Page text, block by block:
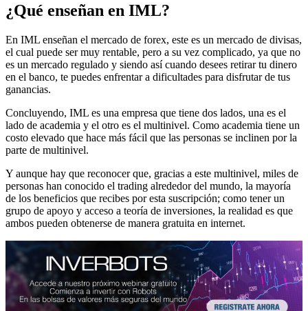
¿Qué enseñan en IML?
En IML enseñan el mercado de forex, este es un mercado de divisas,
el cual puede ser muy rentable, pero a su vez complicado, ya que no
es un mercado regulado y siendo así cuando desees retirar tu dinero
en el banco, te puedes enfrentar a dificultades para disfrutar de tus
ganancias.
Concluyendo, IML es una empresa que tiene dos lados, una es el
lado de academia y el otro es el multinivel. Como academia tiene un
costo elevado que hace más fácil que las personas se inclinen por la
parte de multinivel.
Y aunque hay que reconocer que, gracias a este multinivel, miles de
personas han conocido el trading alrededor del mundo, la mayoría
de los beneficios que recibes por esta suscripción; como tener un
grupo de apoyo y acceso a teoría de inversiones, la realidad es que
ambos pueden obtenerse de manera gratuita en internet.